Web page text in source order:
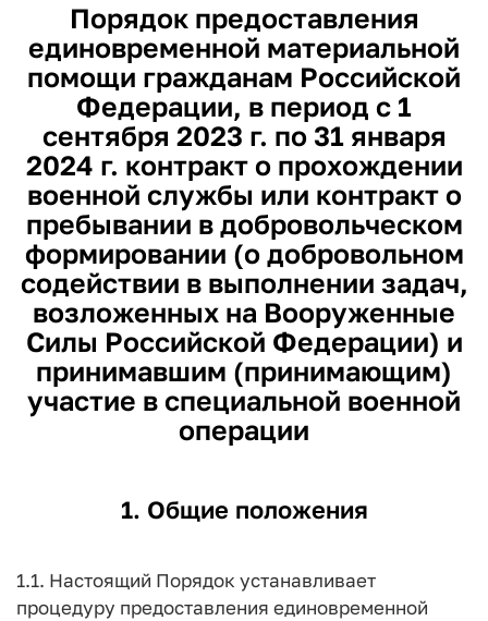
Порядок предоставления
единовременной материальной
помощи гражданам Российской
Федерации, в период с 1
сентября 2023 г. по 31 января
2024 г. контракт о прохождении
военной службы или контракт о
пребывании в добровольческом
формировании (о добровольном
содействии в выполнении задач,
возложенных на Вооруженные
Силы Российской Федерации) и
принимавшим (принимающим)
участие в специальной военной
операции
1. Общие положения
1.1. Настоящий Порядок устанавливает
процедуру предоставления единовременной